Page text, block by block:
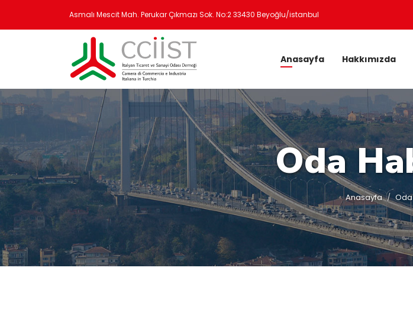
Asmalı Mescit Mah. Perukar Çıkmazı Sok. No:2 33430 Beyoğlu/istanbul
cciist@cciist.com
Anasayfa Hakkımızda
Oda
Anasayfa